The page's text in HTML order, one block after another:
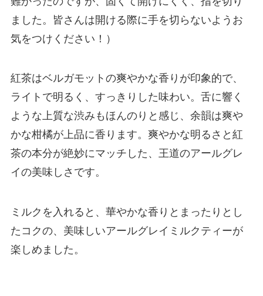
ました。皆さんは開ける際に手を切らないようお
気をつけください！）
紅茶はベルガモットの爽やかな香りが印象的で、
ライトで明るく、すっきりした味わい。舌に響く
ような上質な渋みもほんのりと感じ、余韻は爽や
かな柑橘が上品に香ります。爽やかな明るさと紅
茶の本分が絶妙にマッチした、王道のアールグレ
イの美味しさです。
ミルクを入れると、華やかな香りとまったりとし
たコクの、美味しいアールグレイミルクティーが
楽しめました。